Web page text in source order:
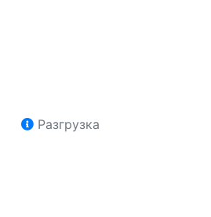
Разгрузка